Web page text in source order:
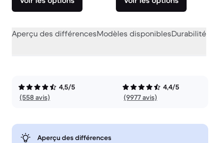
Aperçu des différencesModèles disponiblesDurabilité
4,5/5
(558 avis)
4,4/5
(9977 avis)
Aperçu des différences